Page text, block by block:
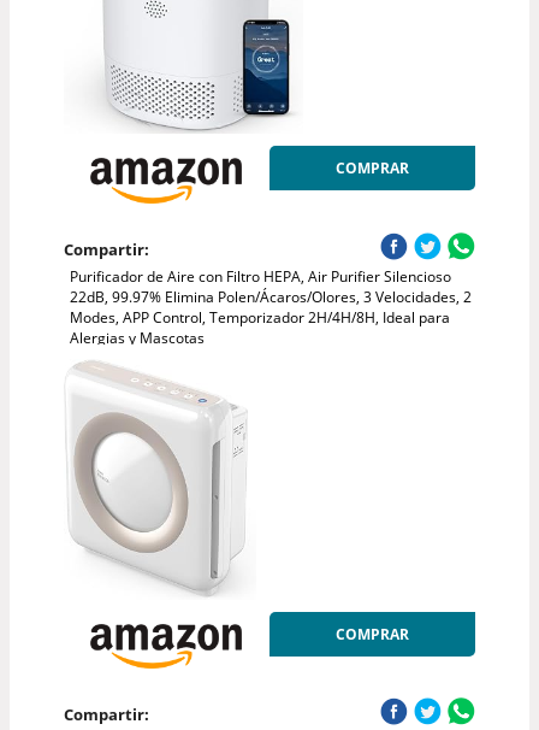
COMPRAR
Compartir:
Purificador de Aire con Filtro HEPA, Air Purifier Silencioso
22dB, 99.97% Elimina Polen/Ácaros/Olores, 3 Velocidades, 2
Modes, APP Control, Temporizador 2H/4H/8H, Ideal para
Alergias y Mascotas
COMPRAR
Compartir: